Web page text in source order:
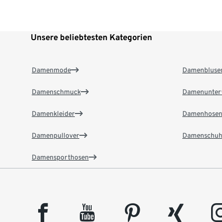
Unsere beliebtesten Kategorien
Damenmode
Damenschmuck
Damenkleider
Damenpullover
Damensporthosen
Damenhosen
facebook youtube pinterest xing